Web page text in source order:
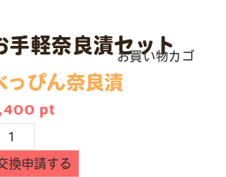
お買い物カゴ
手軽奈良漬セット
っぴん奈良漬
pt
換申請する